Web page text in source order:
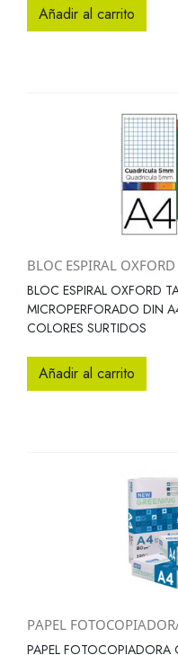
Añadir al carrito
BLOC ESPIRAL
BLOC ESPIRAL OXFORD
MICROPERFORADO DIN
COLORES SURTIDOS
Añadir al carrito
PAPEL
PAPEL